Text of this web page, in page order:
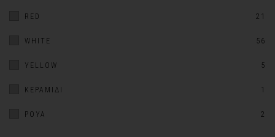
RED 21
WHITE 56
YELLOW 5
ΚΕΡΑΜΙΔΊ 1
ΡΟΥΆ 2